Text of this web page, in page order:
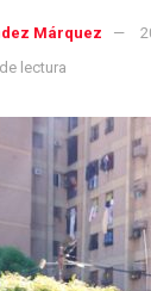
Márquez
lectura